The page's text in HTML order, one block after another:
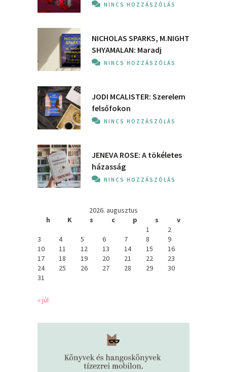
NINCS HOZZÁSZÓLÁS
NICHOLAS SPARKS, M.NIGHT
SHYAMALAN: Maradj
NINCS HOZZÁSZÓLÁS
JODI MCALISTER: Szerelem
felsőfokon
NINCS HOZZÁSZÓLÁS
JENEVA ROSE: A ​tökéletes
házasság
NINCS HOZZÁSZÓLÁS
2026. augusztus
h
K s c p s
v
1
2
3
4 5 6 7 8
9
10
11 12 13 14 15
16
17
18 19 20 21 22
23
24
25 26 27 28 29
30
31
« júl